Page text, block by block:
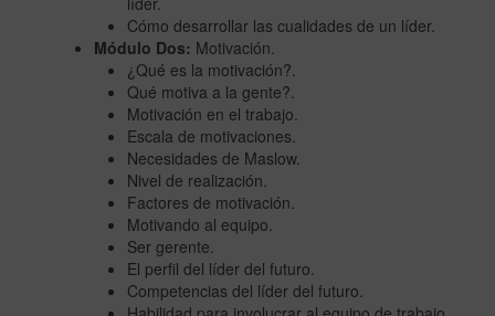
Cómo desarrollar las cualidades de un líder.
Módulo Dos: Motivación.
¿Qué es la motivación?.
Qué motiva a la gente?.
Motivación en el trabajo.
Escala de motivaciones.
Necesidades de Maslow.
Nivel de realización.
Factores de motivación.
Motivando al equipo.
Ser gerente.
El perfil del líder del futuro.
Competencias del líder del futuro.